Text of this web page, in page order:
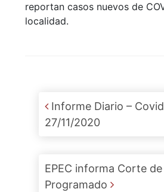
reportan casos nuevos de
localidad.
Post navigation
Informe Diario –
27/11/2020
EPEC informa Corte
Programado